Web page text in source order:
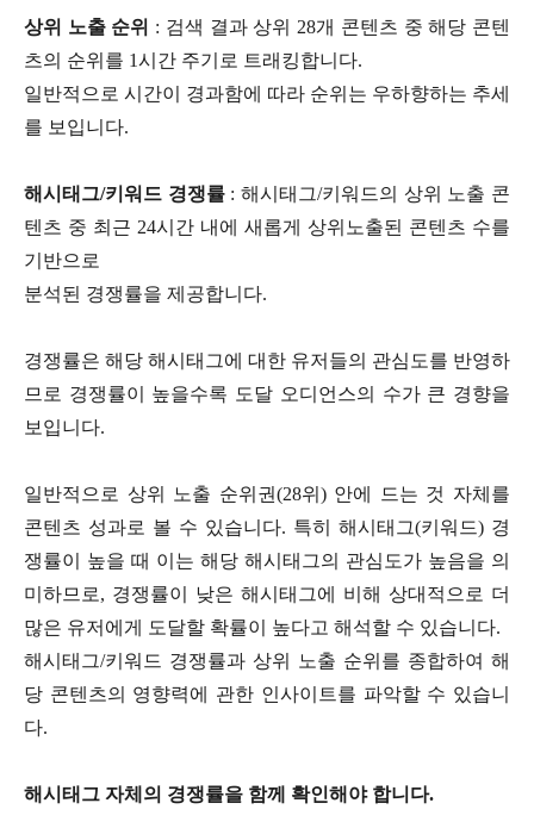
상위 노출 순위 : 검색 결과 상위 28개 콘텐츠 중 해당 콘텐
츠의 순위를 1시간 주기로 트래킹합니다.
일반적으로 시간이 경과함에 따라 순위는 우하향하는 추세
를 보입니다.
해시태그/키워드 경쟁률: 해시태그/키워드의 상위 노출 콘
텐츠 중 최근 24시간 내에 새롭게 상위노출된 콘텐츠 수를
기반으로
분석된 경쟁률을 제공합니다.
경쟁률은 해당 해시태그에 대한 유저들의 관심도를 반영하
므로 경쟁률이 높을수록 도달 오디언스의 수가 큰 경향을
보입니다.
일반적으로 상위 노출 순위권(28위) 안에 드는 것 자체를
콘텐츠 성과로 볼 수 있습니다. 특히 해시태그(키워드) 경
쟁률이 높을 때 이는 해당 해시태그의 관심도가 높음을 의
미하므로, 경쟁률이 낮은 해시태그에 비해 상대적으로 더
많은 유저에게 도달할 확률이 높다고 해석할 수 있습니다.
해시태그/키워드 경쟁률과 상위 노출 순위를 종합하여 해
당 콘텐츠의 영향력에 관한 인사이트를 파악할 수 있습니
다.
해시태그 자체의 경쟁률을 함께 확인해야 합니다.